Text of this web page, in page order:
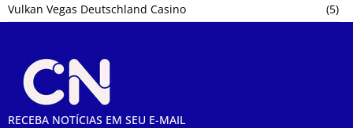
Vulkan Vegas Deutschland Casino
(5)
RECEBA NOTÍCIAS EM SEU E-MAIL